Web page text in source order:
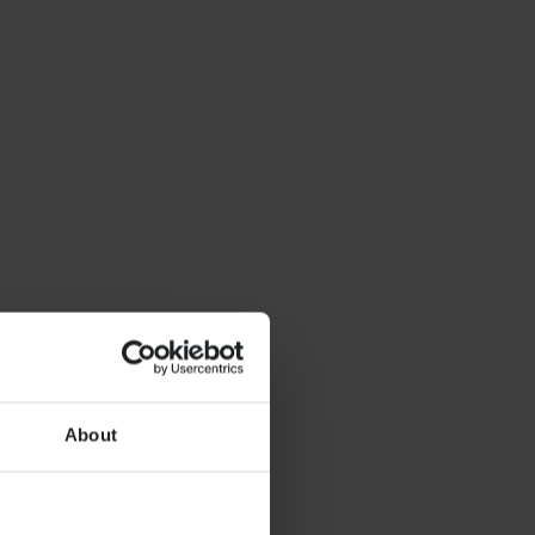
About